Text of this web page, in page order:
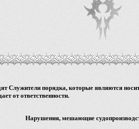
Служители порядка, которые являются
от ответственности.
Нарушения, мешающие